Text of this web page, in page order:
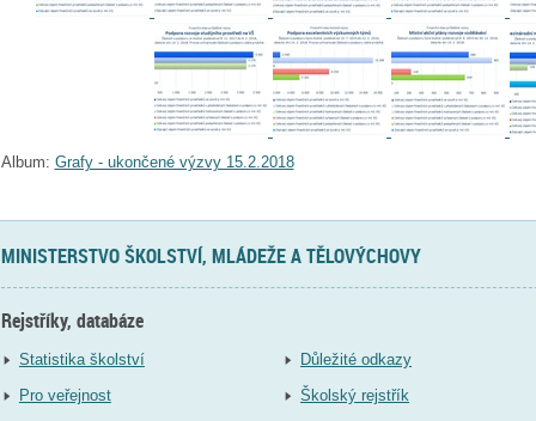
Album: Grafy - ukončené výzvy 15.2.2018
MINISTERSTVO ŠKOLSTVÍ, MLÁDEŽE A TĚLOVÝCHOVY
Rejstříky, databáze
Statistika školství
Pro veřejnost
Důležité odkazy
Školský rejstřík